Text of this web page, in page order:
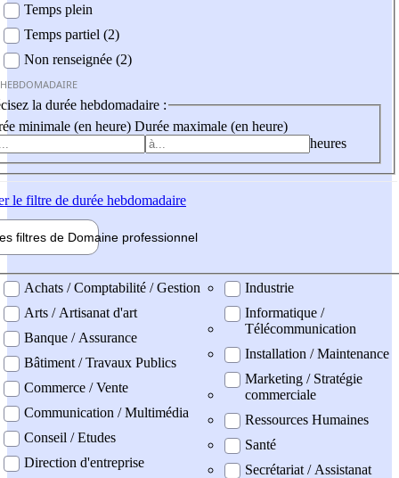
Temps plein
Temps partiel (2)
Non renseignée (2)
la durée hebdomadaire :
minimale (en heure) Durée maximale (en heure)
heures
le filtre de durée hebdomadaire
filtres de Domaine professionnel
professionel
Achats / Comptabilité / Gestion
Arts / Artisanat d'art
Banque / Assurance
Bâtiment / Travaux Publics
Commerce / Vente
Communication / Multimédia
Conseil / Etudes
Direction d'entreprise
Industrie
Informatique /
Télécommunication
Installation / Maintenance
Marketing / Stratégie
commerciale
Ressources Humaines
Santé
Secrétariat / Assistanat